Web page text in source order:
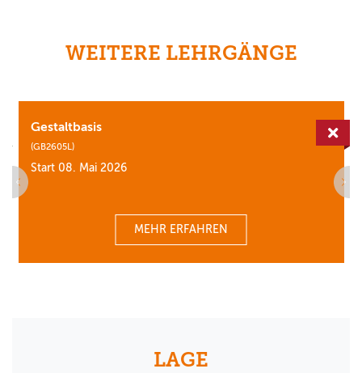
WEITERE LEHRGÄNGE
Gestaltbasis
(GB2605L)
Start 08. Mai 2026
MEHR ERFAHREN
LAGE